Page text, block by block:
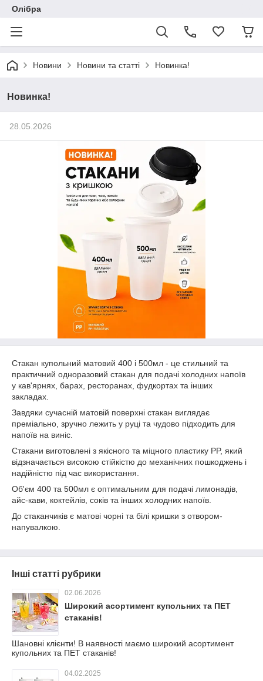
Олібра
Новини Новини та статті Новинка!
Новинка!
28.05.2026
Стакан купольний матовий 400 і 500мл - це стильний та
практичний одноразовий стакан для подачі холодних напоїв
у кав'ярнях, барах, ресторанах, фудкортах та інших
закладах.
Завдяки сучасній матовій поверхні стакан виглядає
преміально, зручно лежить у руці та чудово підходить для
напоїв на виніс.
Стакани виготовлені з якісного та міцного пластику PP, який
відзначається високою стійкістю до механічних пошкоджень і
надійністю під час використання.
Об'єм 400 та 500мл є оптимальним для подачі лимонадів,
айс-кави, коктейлів, соків та інших холодних напоїв.
До стаканчиків є матові чорні та білі кришки з отвором-
напувалкою.
Інші статті рубрики
02.06.2026
Широкий асортимент купольних та ПЕТ
стаканів!
Шановні клієнти! В наявності маємо широкий асортимент
купольних та ПЕТ стаканів!
04.02.2025